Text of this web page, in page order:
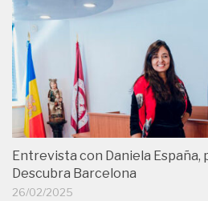
Entrevista con Daniela España,
Descubra Barcelona
26/02/2025